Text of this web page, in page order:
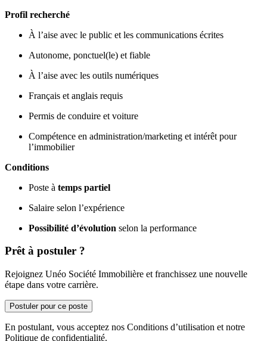
Profil recherché
À l’aise avec le public et les communications écrites
Autonome, ponctuel(le) et fiable
À l’aise avec les outils numériques
Français et anglais requis
Permis de conduire et voiture
Compétence en administration/marketing et intérêt pour
l’immobilier
Conditions
Poste à temps partiel
Salaire selon l’expérience
Possibilité d’évolution selon la performance
Prêt à postuler ?
Rejoignez Unéo Société Immobilière et franchissez une nouvelle
étape dans votre carrière.
Postuler pour ce poste
En postulant, vous acceptez nos Conditions d’utilisation et notre
Politique de confidentialité.